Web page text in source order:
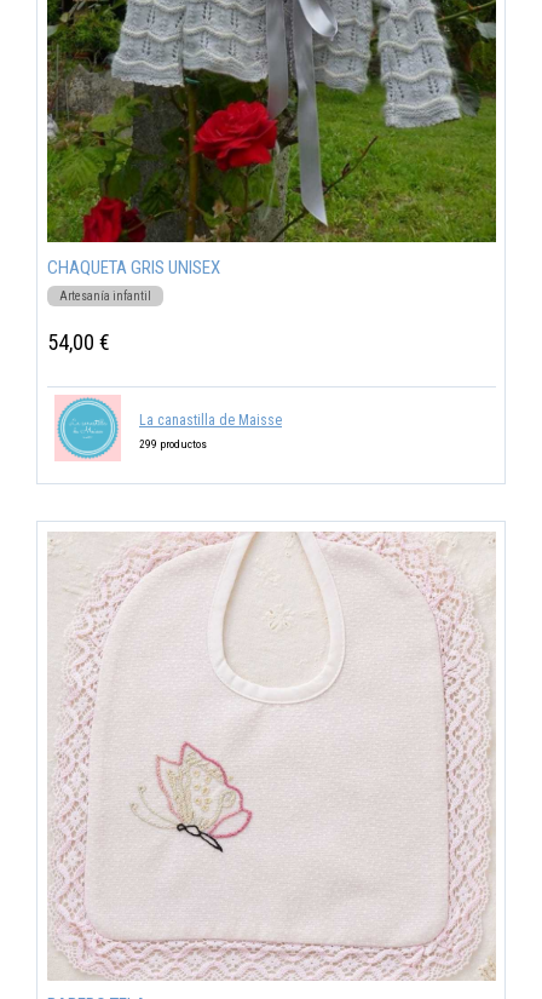
CHAQUETA GRIS UNISEX
Artesanía infantil
54,00 €
La canastilla de Maisse
299 productos